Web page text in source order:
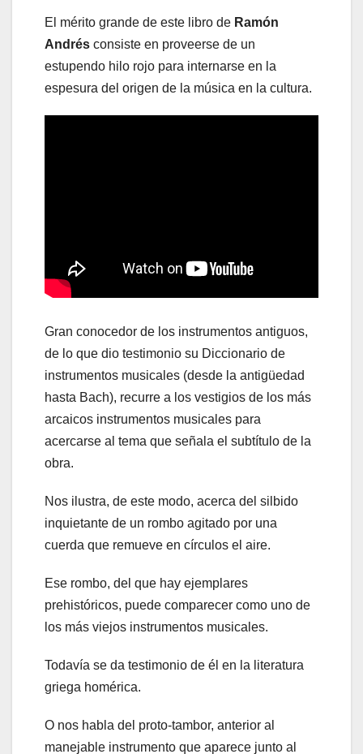
El mérito grande de este libro de Ramón
Andrés consiste en proveerse de un
estupendo hilo rojo para internarse en la
espesura del origen de la música en la cultura.
Gran conocedor de los instrumentos antiguos,
de lo que dio testimonio su Diccionario de
instrumentos musicales (desde la antigüedad
hasta Bach), recurre a los vestigios de los más
arcaicos instrumentos musicales para
acercarse al tema que señala el subtítulo de la
obra.
Nos ilustra, de este modo, acerca del silbido
inquietante de un rombo agitado por una
cuerda que remueve en círculos el aire.
Ese rombo, del que hay ejemplares
prehistóricos, puede comparecer como uno de
los más viejos instrumentos musicales.
Todavía se da testimonio de él en la literatura
griega homérica.
O nos habla del proto-tambor, anterior al
manejable instrumento que aparece junto al